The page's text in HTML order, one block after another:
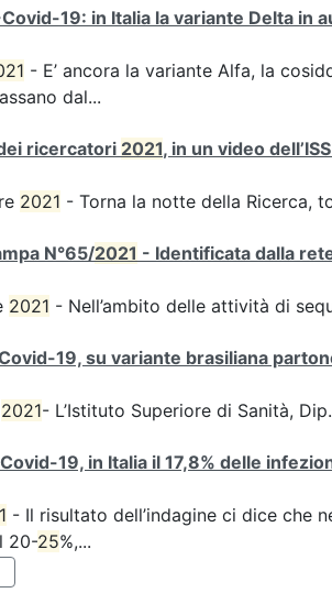
19: in Italia la variante Delta in
- E’ ancora la variante Alfa, la
dal...
ricercatori 2021, in un video
2021 - Torna la notte della Ricerca,
N°65/2021 - Identificata dalla
2021 - Nell’ambito delle attività di
19, su variante brasiliana
2021- L’Istituto Superiore di Sanità, Dip.
19, in Italia il 17,8% delle
- Il risultato dell’indagine ci dice che
20-25%,...